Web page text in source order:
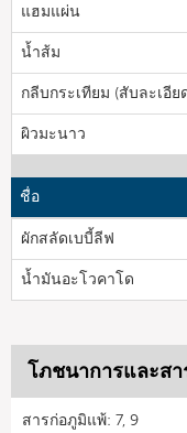
แฮมแผ่น
น้ำส้ม
กลีบกระเทียม (สับละเอีย
ผิวมะนาว
ชื่อ
ผักสลัดเบบี้ลีฟ
น้ำมันอะโวคาโด
โภชนาการและส
สารก่อภูมิแพ้: 7, 9